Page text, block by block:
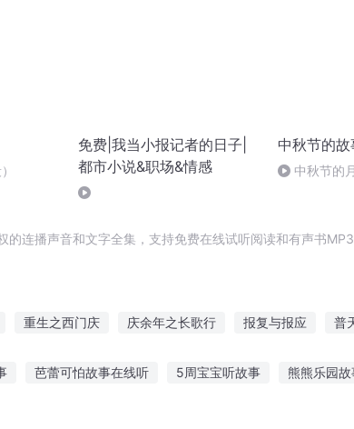
免费|我当小报记者的日子|
都市小说&职场&情感
中秋节的故
中秋节的
连播声音和文字全集，支持免费在线试听阅读和有声书MP3
重生之西门庆 庆余年之长歌行 报复与报应 普
芭蕾可怕故事在线听 5周宝宝听故事 熊熊乐园